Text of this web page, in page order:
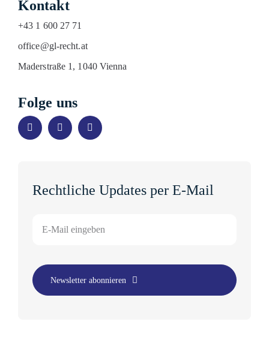
Kontakt
+43 1 600 27 71
office@gl-recht.at
Maderstraße 1, 1040 Vienna
Folge uns
Rechtliche Updates per E-Mail
Newsletter abonnieren